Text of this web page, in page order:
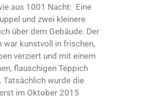
aus 1001 Nacht: Eine
und zwei kleinere
über dem Gebäude. Der
war kunstvoll in frischen,
verziert und mit einem
flauschigen Teppich
Tatsächlich wurde die
im Oktober 2015